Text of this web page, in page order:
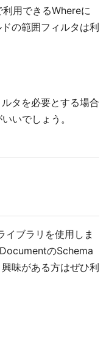
用できるWhereに
の範囲フィルタは利
タを必要とする場合
いでしょう。
ブラリを使用しま
のSchema
味がある方はぜひ利